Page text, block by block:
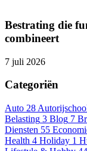
Bestrating die
combineert
7 juli 2026
Categoriën
Auto 28
Belasting 3 Blog 7
Diensten 55
Health 4 Holiday 1